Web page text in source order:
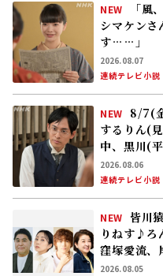
NEW
「風
シマケンさ
す……」
2026.08.07
連続テレビ小説
NEW
8/7(
するりん(
中、黒川(
2026.08.06
連続テレビ小説
NEW 皆川
りねす♪ろ
窪塚愛流、
が､人生で
2026.08.05